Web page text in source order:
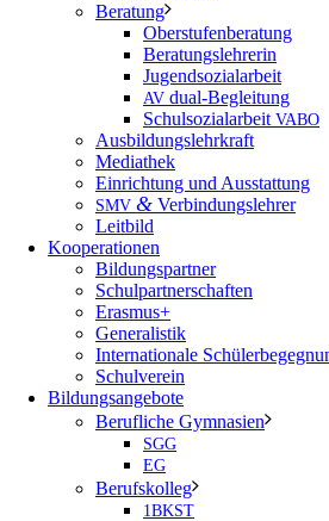
Beratung
Oberstufenberatung
Beratungslehrerin
Jugendsozialarbeit
AV dual-Begleitung
Schulsozialarbeit VABO
Ausbildungslehrkraft
Mediathek
Einrichtung und Ausstattung
SMV & Verbindungslehrer
Leitbild
Kooperationen
Bildungspartner
Schulpartnerschaften
Erasmus+
Generalistik
Internationale
Schulverein
Bildungsangebote
Berufliche Gymnasien
SGG
EG
Berufskolleg
1BKST